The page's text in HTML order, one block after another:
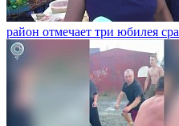
район отмечает три юбилея